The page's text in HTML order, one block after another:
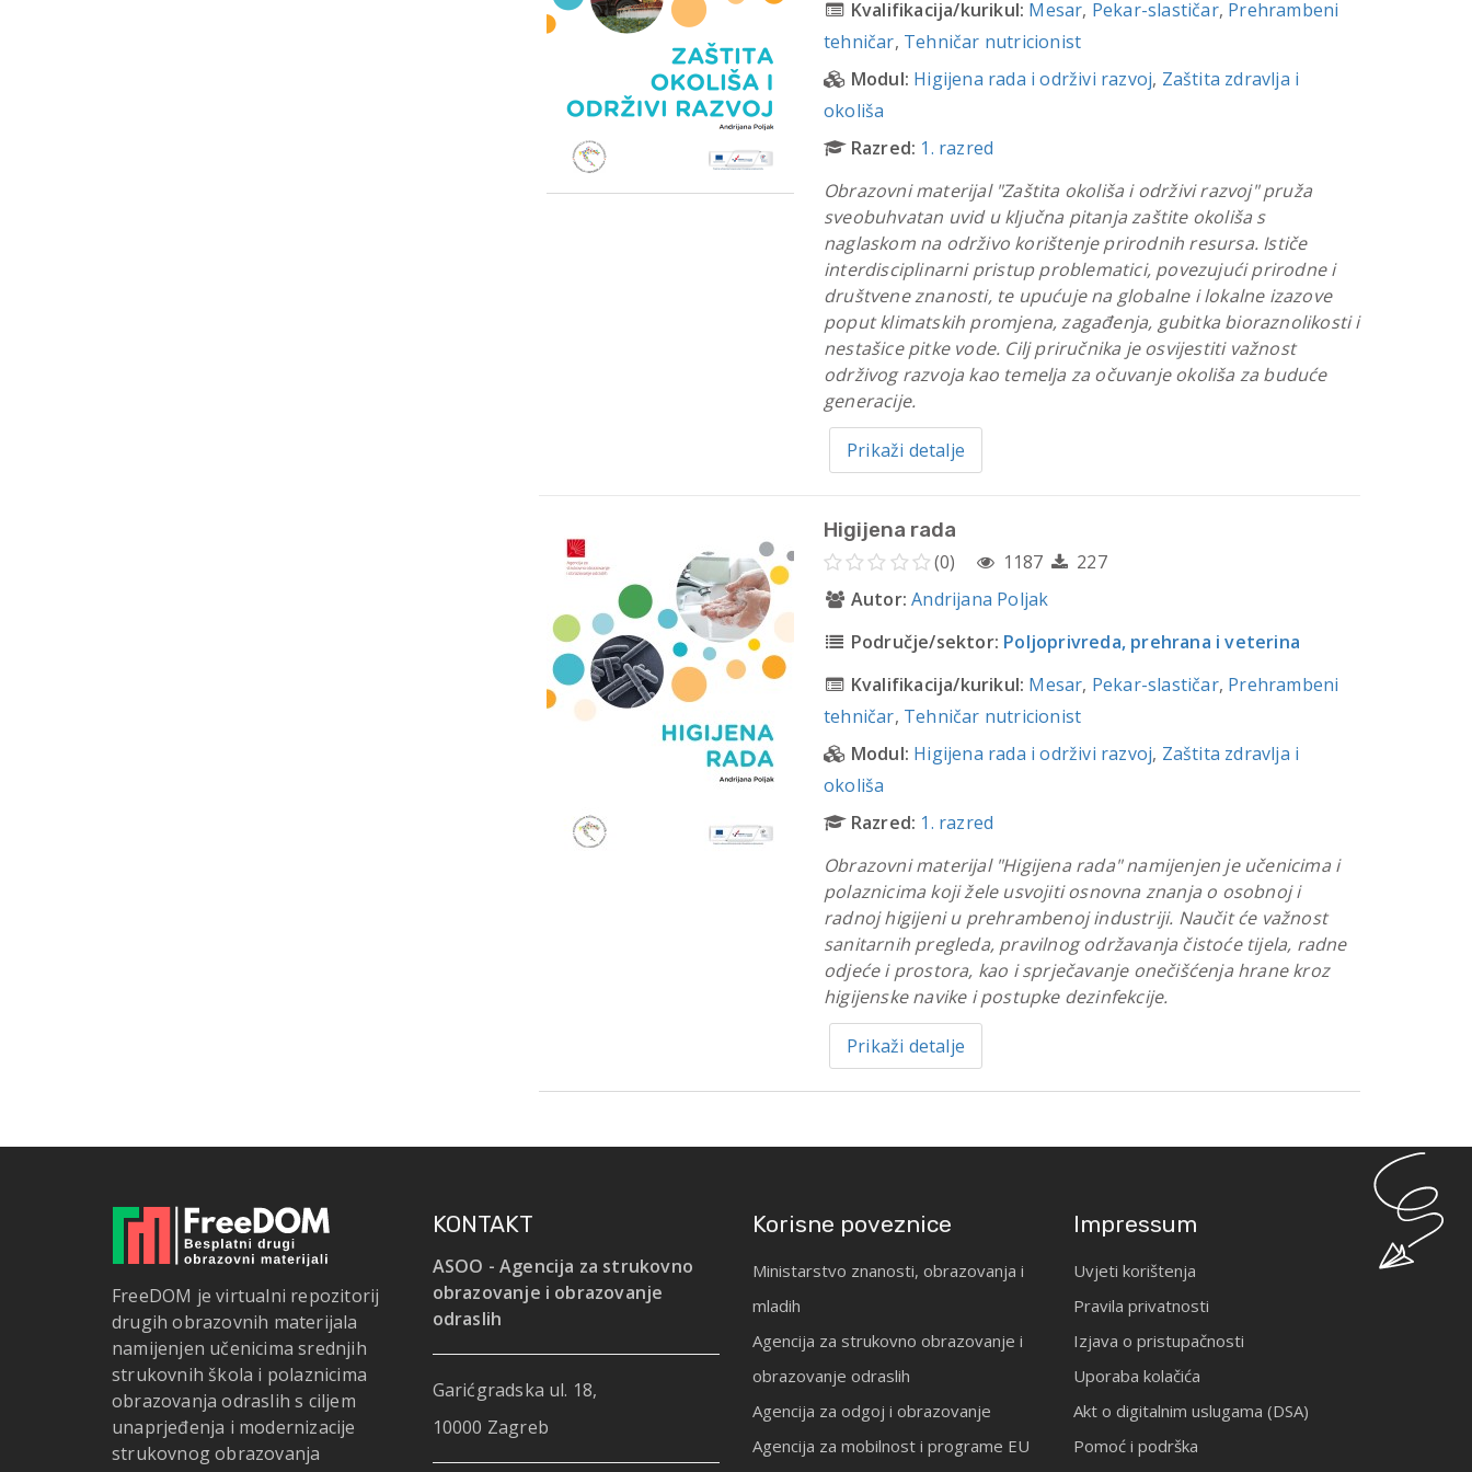
Kvalifikacija/kurikul: Mesar, Pekar-slastičar, Prehrambeni
tehničar, Tehničar nutricionist
Modul: Higijena rada i održivi razvoj, Zaštita zdravlja i
okoliša
Razred: 1. razred
Obrazovni materijal "Zaštita okoliša i održivi razvoj" pruža
sveobuhvatan uvid u ključna pitanja zaštite okoliša s
naglaskom na održivo korištenje prirodnih resursa. Ističe
interdisciplinarni pristup problematici, povezujući prirodne i
društvene znanosti, te upućuje na globalne i lokalne izazove
poput klimatskih promjena, zagađenja, gubitka bioraznolikosti i
nestašice pitke vode. Cilj priručnika je osvijestiti važnost
održivog razvoja kao temelja za očuvanje okoliša za buduće
generacije.
Prikaži detalje
Higijena rada
(0) 1187
227
Autor: Andrijana Poljak
Područje/sektor: Poljoprivreda, prehrana i veterina
Kvalifikacija/kurikul: Mesar, Pekar-slastičar, Prehrambeni
tehničar, Tehničar nutricionist
Modul: Higijena rada i održivi razvoj, Zaštita zdravlja i
okoliša
Razred: 1. razred
Obrazovni materijal "Higijena rada" namijenjen je učenicima i
polaznicima koji žele usvojiti osnovna znanja o osobnoj i
radnoj higijeni u prehrambenoj industriji. Naučit će važnost
sanitarnih pregleda, pravilnog održavanja čistoće tijela, radne
odjeće i prostora, kao i sprječavanje onečišćenja hrane kroz
higijenske navike i postupke dezinfekcije.
Prikaži detalje
FreeDOM je virtualni repozitorij
drugih obrazovnih materijala
namijenjen učenicima srednjih
strukovnih škola i polaznicima
obrazovanja odraslih s ciljem
unaprjeđenja i modernizacije
strukovnog obrazovanja
KONTAKT
ASOO - Agencija za strukovno
obrazovanje i obrazovanje
odraslih
Garićgradska ul. 18,
10000 Zagreb
Korisne poveznice
Ministarstvo znanosti, obrazovanja i
mladih
Agencija za strukovno obrazovanje i
obrazovanje odraslih
Agencija za odgoj i obrazovanje
Agencija za mobilnost i programe EU
Impressum
Uvjeti korištenja
Pravila privatnosti
Izjava o pristupačnosti
Uporaba kolačića
Akt o digitalnim uslugama (DSA)
Pomoć i podrška